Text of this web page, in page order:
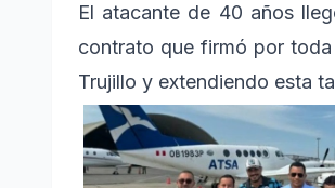
El atacante de 40 años
contrato que firmó por
Trujillo y extendiendo esta